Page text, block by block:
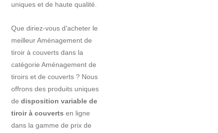
uniques et de haute qualité.
Que diriez-vous d'acheter le
meilleur Aménagement de
tiroir à couverts dans la
catégorie Aménagement de
tiroirs et de couverts ? Nous
offrons des produits uniques
de disposition variable de
tiroir à couverts en ligne
dans la gamme de prix de